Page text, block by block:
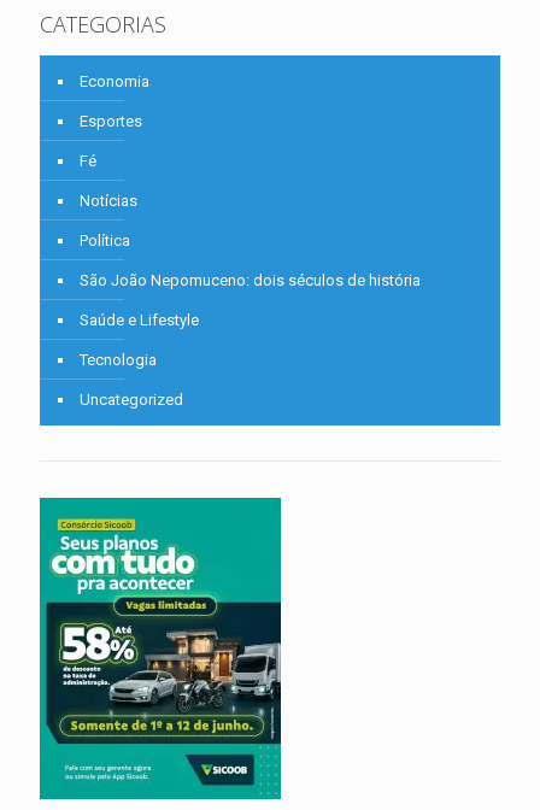
CATEGORIAS
Economia
Esportes
Fé
Notícias
Política
São João Nepomuceno: dois séculos de história
Saúde e Lifestyle
Tecnologia
Uncategorized